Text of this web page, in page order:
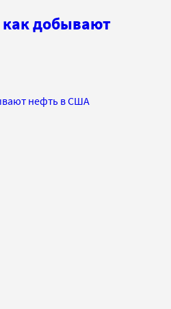
как добывают
нефть в США